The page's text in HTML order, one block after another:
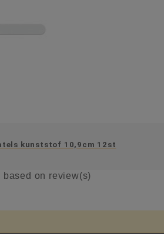
kunststof 10,9cm 12st
based on review(s)